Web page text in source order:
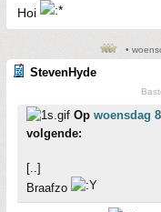
Hoi
•
StevenHyde
Op woensdag
volgende:
[..]
Braafzo